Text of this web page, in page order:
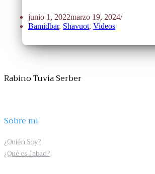
junio 1, 2022marzo 19, 2024
Bamidbar, Shavuot, Videos
Rabino Tuvia Serber
Sobre mi
¿Quién Soy?
¿Qué es Jabad?